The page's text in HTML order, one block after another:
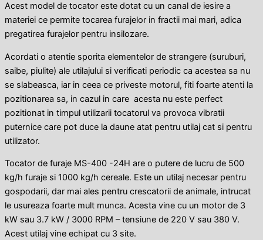
Acest model de tocator este dotat cu un canal de iesire a
materiei ce permite tocarea furajelor in fractii mai mari, adica
pregatirea furajelor pentru insilozare.
Acordati o atentie sporita elementelor de strangere (suruburi,
saibe, piulite) ale utilajului si verificati periodic ca acestea sa nu
se slabeasca, iar in ceea ce priveste motorul, fiti foarte atenti la
pozitionarea sa, in cazul in care acesta nu este perfect
pozitionat in timpul utilizarii tocatorul va provoca vibratii
puternice care pot duce la daune atat pentru utilaj cat si pentru
utilizator.
Tocator de furaje MS-400 -24H are o putere de lucru de 500
kg/h furaje si 1000 kg/h cereale. Este un utilaj necesar pentru
gospodarii, dar mai ales pentru crescatorii de animale, intrucat
le usureaza foarte mult munca. Acesta vine cu un motor de 3
kW sau 3.7 kW / 3000 RPM – tensiune de 220 V sau 380 V.
Acest utilaj vine echipat cu 3 site.